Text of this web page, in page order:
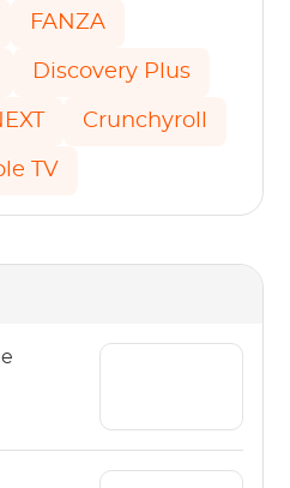
FANZA
Discovery Plus
Crunchyroll
TV